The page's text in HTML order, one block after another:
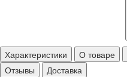
Характеристики
О товаре
Отзывы
Доставка